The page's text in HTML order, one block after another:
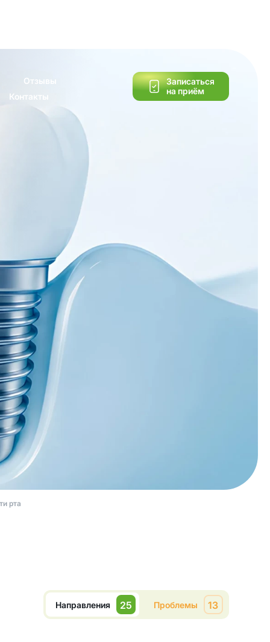
Отзывы
Контакты
Записаться
на приём
рта
Направления 25 Проблемы 13